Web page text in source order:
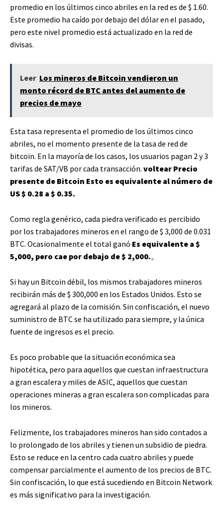
promedio en los últimos cinco abriles en la red es de $ 1.60.
Este promedio ha caído por debajo del dólar en el pasado,
pero este nivel promedio está actualizado en la red de
divisas.
Leer Los mineros de Bitcoin vendieron un
monto récord de BTC antes del aumento de
precios de mayo
Esta tasa representa el promedio de los últimos cinco
abriles, no el momento presente de la tasa de red de
bitcoin. En la mayoría de los casos, los usuarios pagan 2 y 3
tarifas de SAT/VB por cada transacción. voltear Precio
presente de Bitcoin Esto es equivalente al número de
US $ 0.28 a $ 0.35.
Como regla genérico, cada piedra verificado es percibido
por los trabajadores mineros en el rango de $ 3,000 de 0.031
BTC. Ocasionalmente el total ganó Es equivalente a $
5,000, pero cae por debajo de $ 2,000.。
Si hay un Bitcoin débil, los mismos trabajadores mineros
recibirán más de $ 300,000 en los Estados Unidos. Esto se
agregará al plazo de la comisión. Sin confiscación, el nuevo
suministro de BTC se ha utilizado para siempre, y la única
fuente de ingresos es el precio.
Es poco probable que la situación económica sea
hipotética, pero para aquellos que cuestan infraestructura
a gran escalera y miles de ASIC, aquellos que cuestan
operaciones mineras a gran escalera son complicadas para
los mineros.
Felizmente, los trabajadores mineros han sido contados a
lo prolongado de los abriles y tienen un subsidio de piedra.
Esto se reduce en la centro cada cuatro abriles y puede
compensar parcialmente el aumento de los precios de BTC.
Sin confiscación, lo que está sucediendo en Bitcoin Network
es más significativo para la investigación.